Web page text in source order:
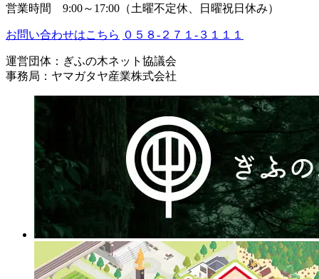
営業時間 9:00～17:00（土曜不定休、日曜祝日休み）
お問い合わせはこちら ０５８-２７１-３１１１
運営団体：ぎふの木ネット協議会
事務局：ヤマガタヤ産業株式会社